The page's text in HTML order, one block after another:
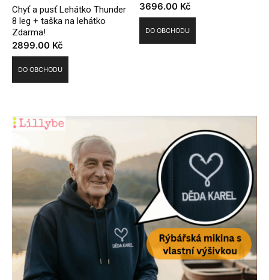
Chyť a pusť Lehátko Thunder
8 leg + taška na lehátko
Zdarma!
2899.00 Kč
DO OBCHODU
3696.00 Kč
DO OBCHODU